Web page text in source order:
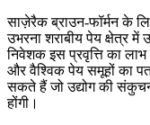
साज़ेरैक ब्राउन-फॉर्मन के
उभरना शराबीय पेय क्षेत्र में
निवेशक इस प्रवृत्ति का लाभ
और वैश्विक पेय समूहों का
सकते हैं जो उद्योग की
होंगी।